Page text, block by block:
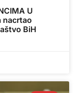
U
nacrtao
BiH